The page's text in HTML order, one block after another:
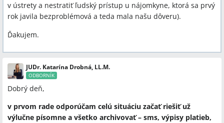
v ústrety a nestratiť ľudský prístup u nájomkyne, ktorá sa prvý
rok javila bezproblémová a teda mala našu dôveru).
Ďakujem.
JUDr. Katarína Drobná, LL.M.
ODBORNÍK
Dobrý deň,
v prvom rade odporúčam celú situáciu začať riešiť už
výlučne písomne a všetko archivovať – sms, výpisy platieb,